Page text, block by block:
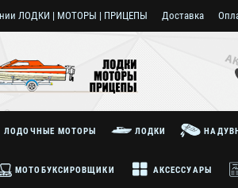
ЛОДКИ | МОТОРЫ | ПРИЦЕПЫ Доставка
ЛОДОЧНЫЕ МОТОРЫ ЛОДКИ
МОТОБУКСИРОВЩИКИ АКСЕССУАРЫ